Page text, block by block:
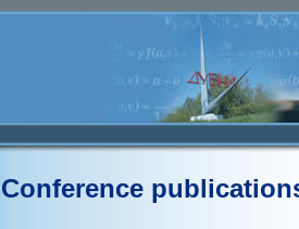
Conference